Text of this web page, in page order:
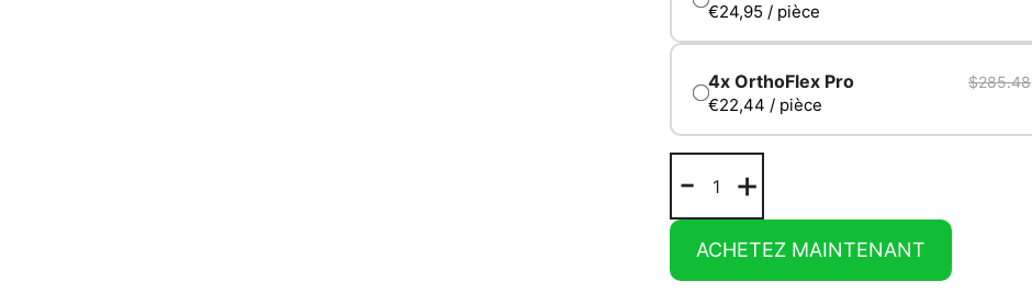
€24,95 / pièce
$285.48
€22,44 / pièce
- +
ACHETEZ MAINTENANT